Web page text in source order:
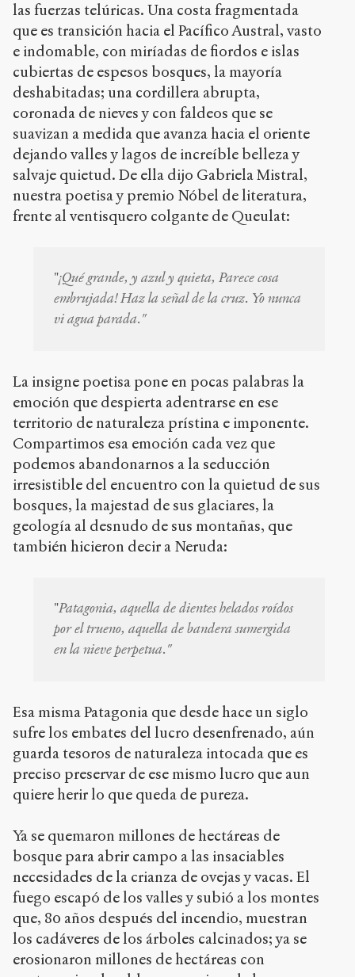
las fuerzas telúricas. Una costa fragmentada
que es transición hacia el Pacífico Austral, vasto
e indomable, con miríadas de fiordos e islas
cubiertas de espesos bosques, la mayoría
deshabitadas; una cordillera abrupta,
coronada de nieves y con faldeos que se
suavizan a medida que avanza hacia el oriente
dejando valles y lagos de increíble belleza y
salvaje quietud. De ella dijo Gabriela Mistral,
nuestra poetisa y premio Nóbel de literatura,
frente al ventisquero colgante de Queulat:
"¡Qué grande, y azul y quieta, Parece cosa
embrujada! Haz la señal de la cruz. Yo nunca
vi agua parada."
La insigne poetisa pone en pocas palabras la
emoción que despierta adentrarse en ese
territorio de naturaleza prístina e imponente.
Compartimos esa emoción cada vez que
podemos abandonarnos a la seducción
irresistible del encuentro con la quietud de sus
bosques, la majestad de sus glaciares, la
geología al desnudo de sus montañas, que
también hicieron decir a Neruda:
"Patagonia, aquella de dientes helados roídos
por el trueno, aquella de bandera sumergida
en la nieve perpetua."
Esa misma Patagonia que desde hace un siglo
sufre los embates del lucro desenfrenado, aún
guarda tesoros de naturaleza intocada que es
preciso preservar de ese mismo lucro que aun
quiere herir lo que queda de pureza.
Ya se quemaron millones de hectáreas de
bosque para abrir campo a las insaciables
necesidades de la crianza de ovejas y vacas. El
fuego escapó de los valles y subió a los montes
que, 80 años después del incendio, muestran
los cadáveres de los árboles calcinados; ya se
erosionaron millones de hectáreas con